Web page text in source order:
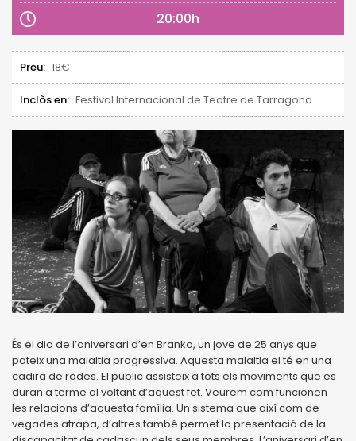
20:00h
Preu: 18€
Inclòs en: Festival Internacional de Teatre de Tarragona
És el dia de l’aniversari d’en Branko, un jove de 25 anys que
pateix una malaltia progressiva. Aquesta malaltia el té en una
cadira de rodes. El públic assisteix a tots els moviments que es
duran a terme al voltant d’aquest fet. Veurem com funcionen
les relacions d’aquesta família. Un sistema que així com de
vegades atrapa, d’altres també permet la presentació de la